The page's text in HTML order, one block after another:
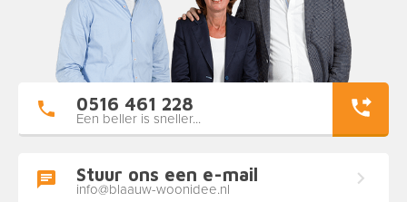
0516 461 228
Een beller is sneller...
Stuur ons een e-mail
info@blaauw-woonidee.nl